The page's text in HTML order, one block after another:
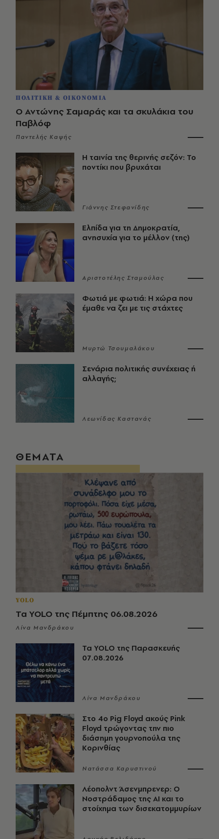
ΠΟΛΙΤΙΚΗ & ΟΙΚΟΝΟΜΙΑ
Ο Αντώνης Σαμαράς και τα σκυλάκια του
Παβλόφ
Παντελής Καψής
Η ταινία της θερινής σεζόν: Το
ποντίκι που βρυχάται
Γιάννης Στεφανίδης
Ελπίδα για τη Δημοκρατία,
ανησυχία για το μέλλον (της)
Αριστοτέλης Σταμούλας
Φωτιά με φωτιά: Η χώρα που
έμαθε να ζει με τις στάχτες
Μυρτώ Τσουμαλάκου
Σενάρια πολιτικής συνέχειας ή
αλλαγής;
Λεωνίδας Καστανάς
ΘΕΜΑΤΑ
YOLO
Τα YOLO της Πέμπτης 06.08.2026
Λίνα Μανδράκου
Τα YOLO της Παρασκευής
07.08.2026
Λίνα Μανδράκου
Στο 4ο Pig Floyd ακούς Pink
Floyd τρώγοντας την πιο
διάσημη γουρνοπούλα της
Κορινθίας
Νατάσσα Καρυστινού
Λέοπολντ Άσενμπρενερ: Ο
Νοστράδαμος της AI και το
στοίχημα των δισεκατομμυρίων